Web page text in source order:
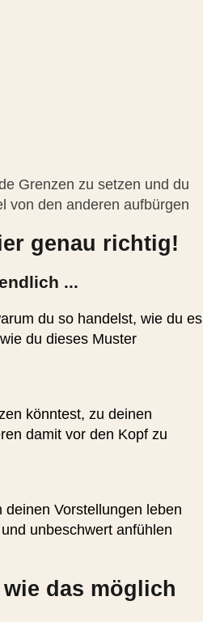
Grenzen zu setzen und du
von den anderen aufbürgen
genau richtig!
...
du so handelst, wie du es
du dieses Muster
könntest, zu deinen
damit vor den Kopf zu
Vorstellungen leben
unbeschwert anfühlen
das möglich